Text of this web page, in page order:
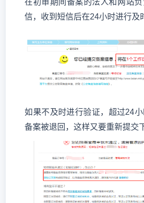
信，收到短信后在24小时进行及
如果不及时进行验证，超过24
备案被退回，这样又要重新提交